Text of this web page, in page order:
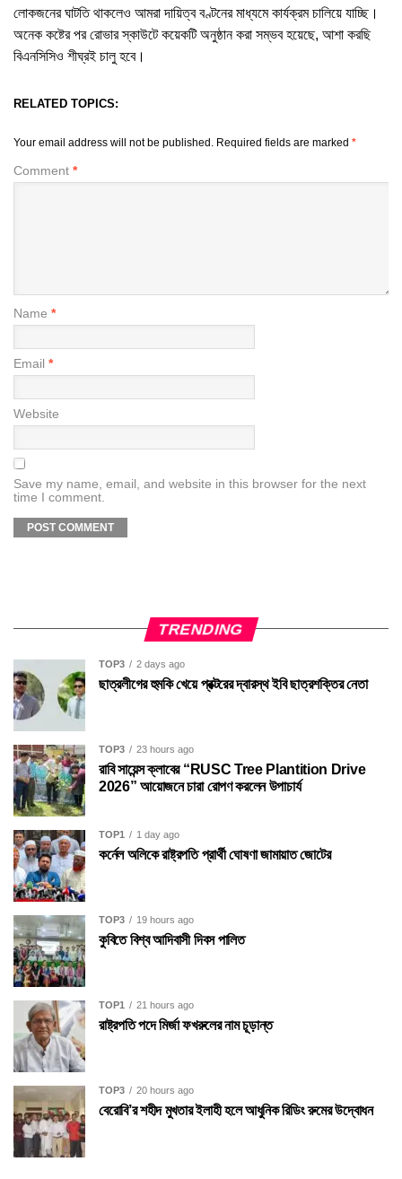
লোকজনের ঘাটতি থাকলেও আমরা দায়িত্ব বণ্টনের মাধ্যমে কার্যক্রম চালিয়ে যাচ্ছি।
অনেক কষ্টের পর রোভার স্কাউটে কয়েকটি অনুষ্ঠান করা সম্ভব হয়েছে, আশা করছি
বিএনসিসিও শীঘ্রই চালু হবে।
RELATED TOPICS:
Your email address will not be published. Required fields are marked *
Comment *
Name *
Email *
Website
Save my name, email, and website in this browser for the next
time I comment.
TRENDING
TOP3 2 days ago
ছাত্রলীগের হুমকি খেয়ে প্রক্টরের দ্বারস্থ ইবি ছাত্রশক্তির নেতা
TOP3 23 hours ago
রাবি সায়েন্স ক্লাবের “RUSC Tree Plantition Drive
2026” আয়োজনে চারা রোপণ করলেন উপাচার্য
TOP1 1 day ago
কর্নেল অলিকে রাষ্ট্রপতি প্রার্থী ঘোষণা জামায়াত জোটের
TOP3 19 hours ago
কুবিতে বিশ্ব আদিবাসী দিবস পালিত
TOP1 21 hours ago
রাষ্ট্রপতি পদে মির্জা ফখরুলের নাম চূড়ান্ত
TOP3 20 hours ago
বেরোবি’র শহীদ মুখতার ইলাহী হলে আধুনিক রিডিং রুমের উদ্বোধন